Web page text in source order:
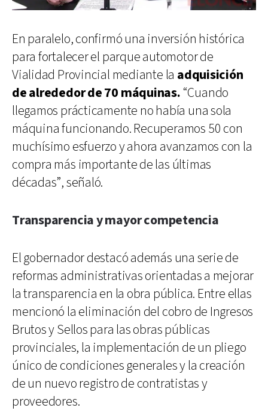
En paralelo, confirmó una inversión histórica
para fortalecer el parque automotor de
Vialidad Provincial mediante la adquisición
de alrededor de 70 máquinas. “Cuando
llegamos prácticamente no había una sola
máquina funcionando. Recuperamos 50 con
muchísimo esfuerzo y ahora avanzamos con la
compra más importante de las últimas
décadas”, señaló.
Transparencia y mayor competencia
El gobernador destacó además una serie de
reformas administrativas orientadas a mejorar
la transparencia en la obra pública. Entre ellas
mencionó la eliminación del cobro de Ingresos
Brutos y Sellos para las obras públicas
provinciales, la implementación de un pliego
único de condiciones generales y la creación
de un nuevo registro de contratistas y
proveedores.